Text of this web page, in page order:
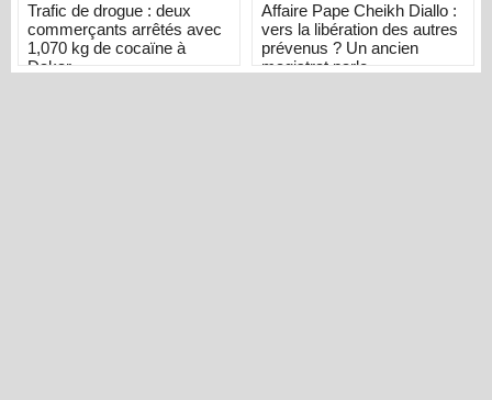
Trafic de drogue : deux
commerçants arrêtés avec
1,070 kg de cocaïne à
Dakar
Affaire Pape Cheikh Diallo :
vers la libération des autres
prévenus ? Un ancien
magistrat parle